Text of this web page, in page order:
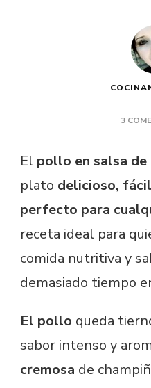
3
El pollo en salsa de
plato delicioso,
perfecto para
receta ideal para
comida nutritiva y
demasiado tiempo
El pollo queda
sabor intenso y
cremosa de